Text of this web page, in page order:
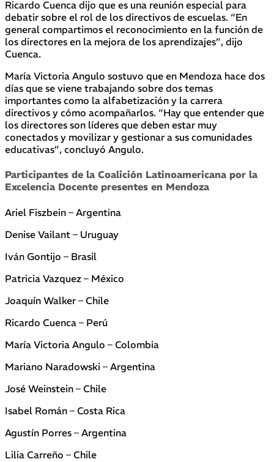
Ricardo Cuenca dijo que es una reunión especial para
debatir sobre el rol de los directivos de escuelas. “En
general compartimos el reconocimiento en la función de
los directores en la mejora de los aprendizajes”, dijo
Cuenca.
María Victoria Angulo sostuvo que en Mendoza hace dos
días que se viene trabajando sobre dos temas
importantes como la alfabetización y la carrera
directivos y cómo acompañarlos. “Hay que entender que
los directores son líderes que deben estar muy
conectados y movilizar y gestionar a sus comunidades
educativas”, concluyó Angulo.
Participantes de la Coalición Latinoamericana por la
Excelencia Docente presentes en Mendoza
Ariel Fiszbein – Argentina
Denise Vailant – Uruguay
Iván Gontijo – Brasil
Patricia Vazquez – México
Joaquín Walker – Chile
Ricardo Cuenca – Perú
María Victoria Angulo – Colombia
Mariano Naradowski – Argentina
José Weinstein – Chile
Isabel Román – Costa Rica
Agustín Porres – Argentina
Lilia Carreño – Chile